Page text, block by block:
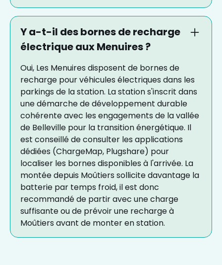
Y a-t-il des bornes de recharge
électrique aux Menuires ?
Oui, Les Menuires disposent de bornes de
recharge pour véhicules électriques dans les
parkings de la station. La station s'inscrit dans
une démarche de développement durable
cohérente avec les engagements de la vallée
de Belleville pour la transition énergétique. Il
est conseillé de consulter les applications
dédiées (ChargeMap, Plugshare) pour
localiser les bornes disponibles à l'arrivée. La
montée depuis Moûtiers sollicite davantage la
batterie par temps froid, il est donc
recommandé de partir avec une charge
suffisante ou de prévoir une recharge à
Moûtiers avant de monter en station.